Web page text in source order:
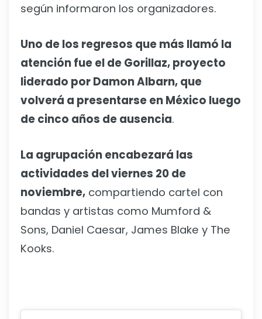
según informaron los organizadores.
Uno de los regresos que más llamó la
atención fue el de Gorillaz, proyecto
liderado por Damon Albarn, que
volverá a presentarse en México luego
de cinco años de ausencia.
La agrupación encabezará las
actividades del viernes 20 de
noviembre, compartiendo cartel con
bandas y artistas como Mumford &
Sons, Daniel Caesar, James Blake y The
Kooks.